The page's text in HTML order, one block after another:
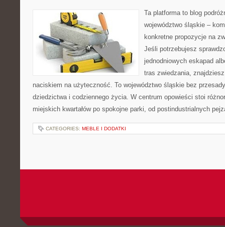
Ta platforma to blog
województwo śląskie –
konkretne propozycje na
Jeśli potrzebujesz
jednodniowych eskapad
tras zwiedzania,
naciskiem na użyteczność. To województwo śląskie bez
dziedzictwa i codziennego życia. W centrum opowieści stoi
miejskich kwartałów po spokojne parki, od postindustrialnych
CATEGORIES: MEBLE I DODATKI